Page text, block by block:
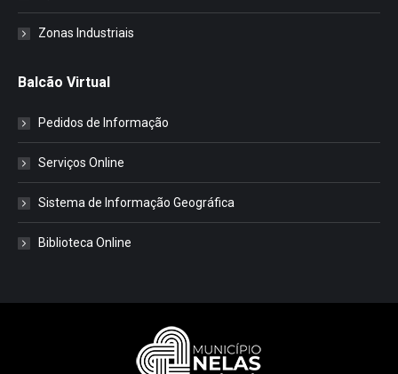
Zonas Industriais
Balcão Virtual
Pedidos de Informação
Serviços Online
Sistema de Informação Geográfica
Biblioteca Online